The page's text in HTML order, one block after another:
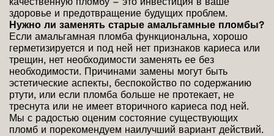
здоровье и предотвращение будущих проблем.
Нужно ли заменять старые амальгамные пломбы?
Если амальгамная пломба функциональна, хорошо
герметизируется и под ней нет признаков кариеса или
трещин, нет необходимости заменять ее без
необходимости. Причинами замены могут быть
эстетические аспекты, беспокойство по содержанию
ртути, или если пломба больше не протекает, не
треснута или не имеет вторичного кариеса под ней.
Мы с радостью оценим состояние существующих
пломб и порекомендуем наилучший вариант действий.